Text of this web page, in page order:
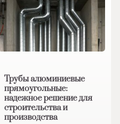
Трубы алюминиевые
прямоугольные:
надежное решение для
строительства и
производства